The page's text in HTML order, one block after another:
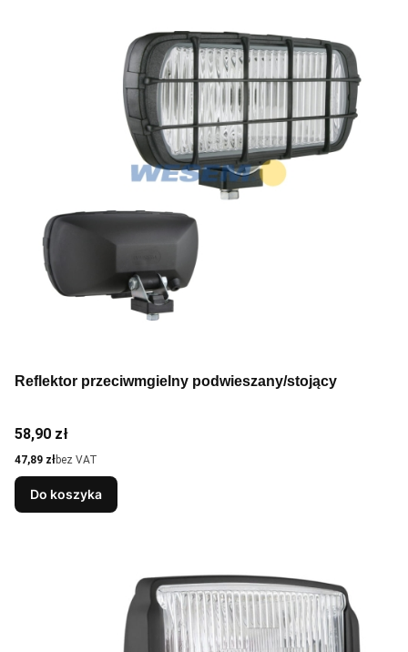
Reflektor przeciwmgielny podwieszany/stojący
Cena
58,90 zł
Cena
47,89 złbez VAT
Do koszyka